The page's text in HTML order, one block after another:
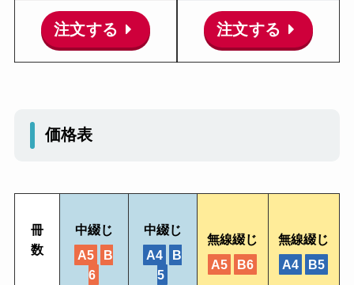
注文する 注文する
価格表
冊
数
中綴じ
A5
B
6
中綴じ
A4
B
5
無線綴じ
A5
B6
無線綴じ
A4
B5